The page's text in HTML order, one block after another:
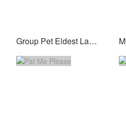
Group Pet Eldest Lady, She Just Wants To Be A Salted Fish